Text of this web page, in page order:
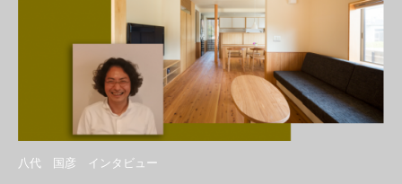
八代 国彦 インタビュー